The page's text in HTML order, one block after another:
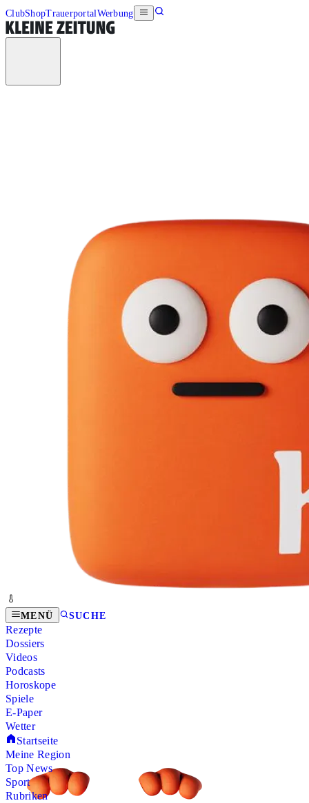
ClubShopTrauerportalWerbung
MENÜ SUCHE
Rezepte
Dossiers
Videos
Podcasts
Horoskope
Spiele
E-Paper
Wetter
Startseite
Meine Region
Top News
Sport
Rubriken